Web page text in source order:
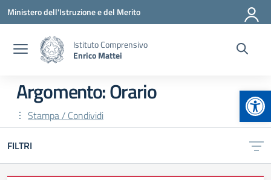
Vai ai contenuti
Vai al menu di navigazione
Vai al footer
Ministero dell'Istruzione e del Merito
Istituto Comprensivo
Enrico Mattei
Argomento: Orario
Stampa / Condividi
FILTRI